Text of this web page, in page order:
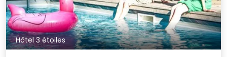
Hôtel 3 étoiles